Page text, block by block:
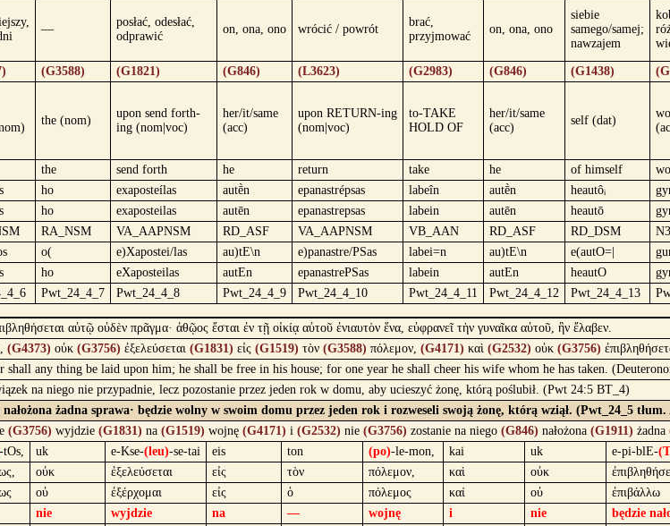
—
posłać, odesłać,
odprawić
on, ona, ono wrócić / powrót
brać,
przyjmować
on, ona, ono
siebie
samego/samej;
nawzajem
(G3588) (G1821) (G846) (L3623) (G2983) (G846) (G1438)
the (nom)
upon send forth-
ing (nom|voc)
her/it/same
(acc)
upon RETURN-ing
(nom|voc)
to-TAKE
HOLD OF
her/it/same
(acc)
self (dat)
the send forth he return take he of himself
ho exaposteílas autḕn epanastrépsas labeîn autḕn heautôᵢ
ho exaposteilas autēn epanastrepsas labein autēn heautō
RA_NSM VA_AAPNSM RD_ASF VA_AAPNSM VB_AAN RD_ASF RD_DSM
o( e)Xapostei/las au)tE\n e)panastre/PSas labei=n au)tE\n e(autO=|
ho eXaposteilas autEn epanastrePSas labein autEn heautO
Pwt_24_4_7 Pwt_24_4_8 Pwt_24_4_9 Pwt_24_4_10 Pwt_24_4_11 Pwt_24_4_12 Pwt_24_4_13
αὐτῷ οὐδὲν πρᾶγμα· ἀθῷος ἔσται ἐν τῇ οἰκίᾳ αὐτοῦ ἐνιαυτὸν ἕνα, εὐφρανεῖ τὴν γυναῖκα αὐτοῦ, ἣν ἔλαβεν.
(G4373) οὐκ (G3756) ἐξελεύσεται (G1831) εἰς (G1519) τὸν (G3588) πόλεμον, (G4171) καὶ (G2532) οὐκ (G3756)
any thing be laid upon him; he shall be free in his house; for one year he shall cheer his wife whom he has taken.
na niego nie przypadnie, lecz pozostanie przez jeden rok w domu, aby ucieszyć żonę, którą poślubił. (Pwt 24:5 BT_4)
żadna sprawa· będzie wolny w swoim domu przez jeden rok i rozweseli swoją żonę, którą wziął. (Pwt_24_5
(G3756) wyjdzie (G1831) na (G1519) wojnę (G4171) i (G2532) nie (G3756) zostanie na niego (G846) nałożona (G1911) żadna
-tOs, uk e-Kse-(leu)-se-tai eis ton (po)-le-mon, kai uk e-pi-blE-
οὐκ ἐξελεύσεται εἰς τὸν πόλεμον, καὶ οὐκ
οὐ ἐξέρχομαι εἰς ὁ πόλεμος καί οὐ
ἐπιβάλλω
nie wyjdzie na — wojnę i nie będzie